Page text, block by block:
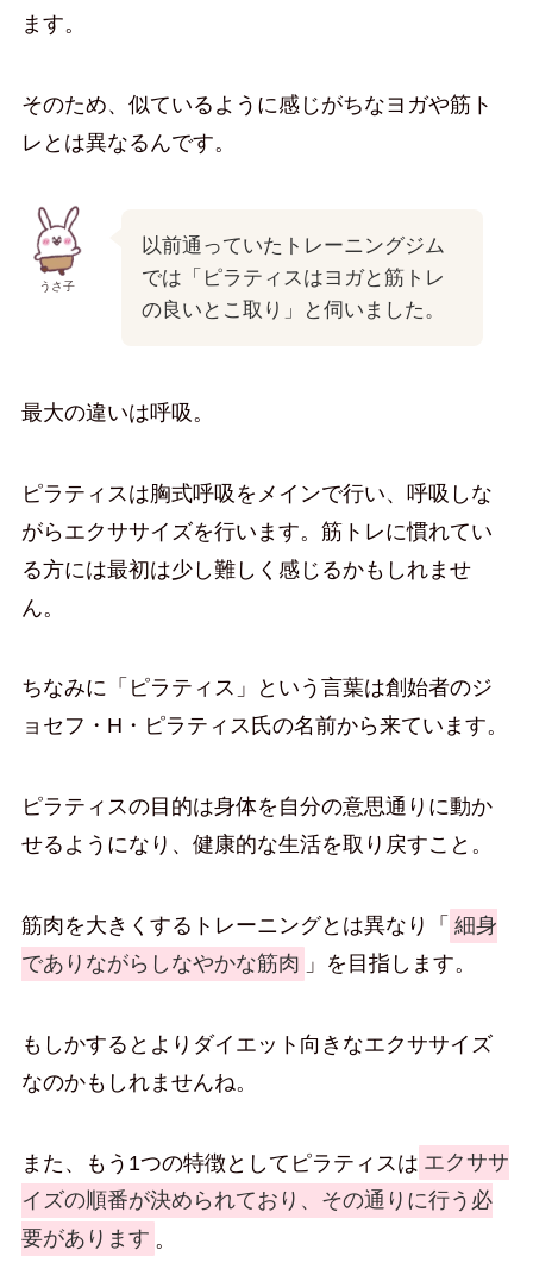
ます。
そのため、似ているように感じがちなヨガや筋ト
レとは異なるんです。
うさ子
以前通っていたトレーニングジム
では「ピラティスはヨガと筋トレ
の良いとこ取り」と伺いました。
最大の違いは呼吸。
ピラティスは胸式呼吸をメインで行い、呼吸しな
がらエクササイズを行います。筋トレに慣れてい
る方には最初は少し難しく感じるかもしれませ
ん。
ちなみに「ピラティス」という言葉は創始者のジ
ョセフ・H・ピラティス氏の名前から来ています。
ピラティスの目的は身体を自分の意思通りに動か
せるようになり、健康的な生活を取り戻すこと。
筋肉を大きくするトレーニングとは異なり「 細身
でありながらしなやかな筋肉 」を目指します。
もしかするとよりダイエット向きなエクササイズ
なのかもしれませんね。
また、もう1つの特徴としてピラティスは エクササ
イズの順番が決められており、その通りに行う必
要があります 。